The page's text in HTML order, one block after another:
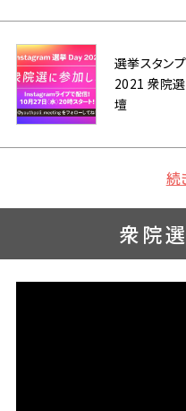
選挙スタン
2021 衆院選
壇
続
衆院